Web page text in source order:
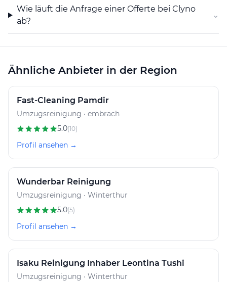
CLYNO steht für:
Zuverlässigkeit & Pünktlichkeit
Transparente Kommunikation
Nachhaltiges Arbeiten
Wir sind stolz, CLYNO als Partner an unserer Seite zu
haben – und können das Unternehmen jedem
empfehlen, der eine gründliche, engagierte und
professionelle Reinigungsfirma sucht.
Wie läuft die Anfrage einer Offerte bei Clyno
ab?
⌄
Ähnliche Anbieter in der Region
Fast-Cleaning Pamdir
Umzugsreinigung · embrach
5.0(10)
Profil ansehen →
Wunderbar Reinigung
Umzugsreinigung · Winterthur
5.0(5)
Profil ansehen →
Isaku Reinigung Inhaber Leontina Tushi
Umzugsreinigung · Winterthur